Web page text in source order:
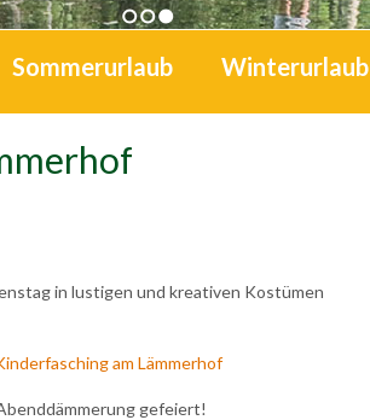
1 2 3
Sommerurlaub Winterurlaub
in lustigen und kreativen Kostümen
am Lämmerhof
gefeiert!